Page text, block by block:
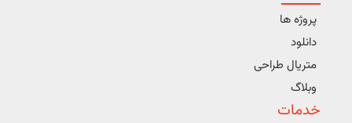
پروژه ها
دانلود
متریال طراحی
وبلاگ
خدمات